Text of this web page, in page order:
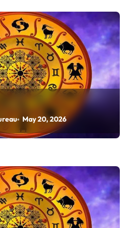
May 20, 2026